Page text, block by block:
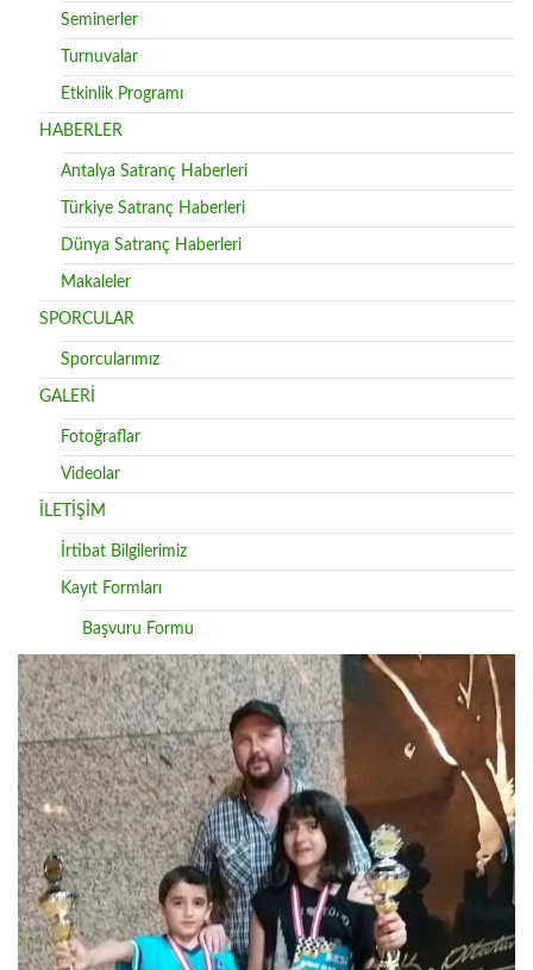
Seminerler
Turnuvalar
Etkinlik Programı
HABERLER
Antalya Satranç Haberleri
Türkiye Satranç Haberleri
Dünya Satranç Haberleri
Makaleler
SPORCULAR
Sporcularımız
GALERİ
Fotoğraflar
Videolar
İLETİŞİM
İrtibat Bilgilerimiz
Kayıt Formları
Başvuru Formu